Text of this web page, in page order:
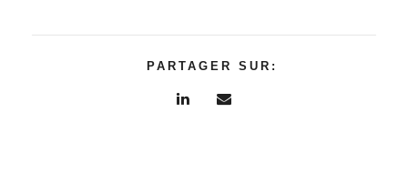
PARTAGER SUR: